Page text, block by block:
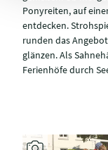
Ponyreiten, auf
entdecken.
runden das
glänzen. Als
Ferienhöfe durch